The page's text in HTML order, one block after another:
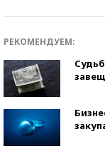
РЕКОМЕНДУЕМ: